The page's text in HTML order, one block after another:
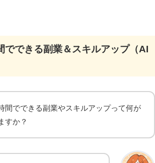
でできる副業＆スキルアップ（AI
間でできる副業やスキルアップって何が
すか？